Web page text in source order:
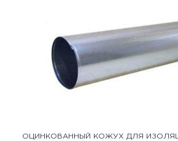
ОЦИНКОВАННЫЙ КОЖУХ ДЛЯ